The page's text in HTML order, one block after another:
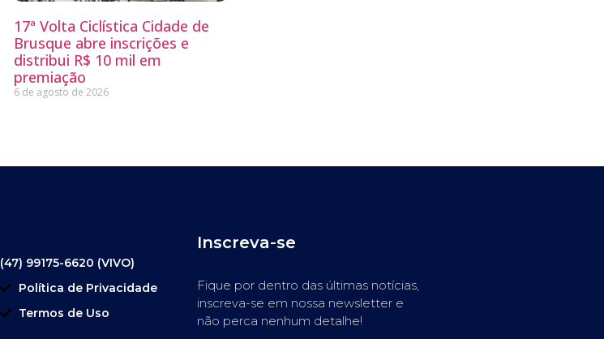
17ª Volta Ciclística Cidade de
Brusque abre inscrições e
distribui R$ 10 mil em
premiação
6 de agosto de 2026
(47) 99175-6620 (VIVO)
Política de Privacidade
Termos de Uso
Inscreva-se
Fique por dentro das últimas notícias,
inscreva-se em nossa newsletter e
não perca nenhum detalhe!